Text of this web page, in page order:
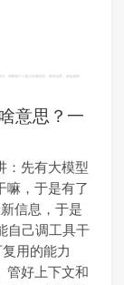
意思？一
：先有大模型
嘛，于是有了
信息，于是
自己调工具干
用的能力
管好上下文和